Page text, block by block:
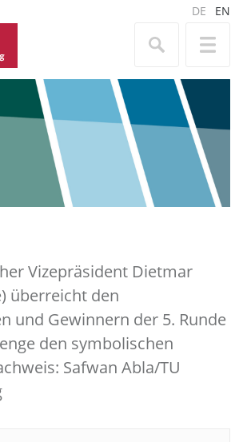
DE EN
Vizepräsident Dietmar
überreicht den
und Gewinnern der 5. Runde
den symbolischen
Safwan Abla/TU